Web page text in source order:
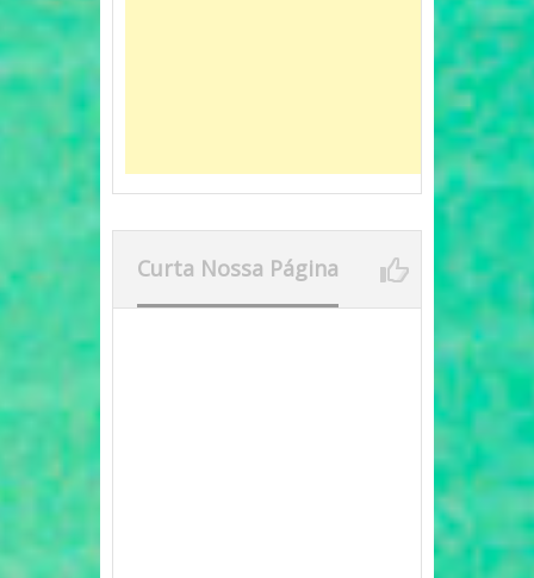
Curta Nossa Página